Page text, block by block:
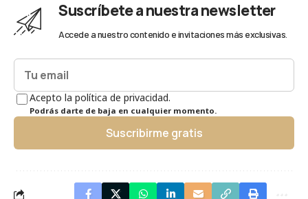
Suscríbete a nuestra newsletter
Accede a nuestro contenido e invitaciones más exclusivas.
Acepto la política de privacidad.
Podrás darte de baja en cualquier momento.
Suscribirme gratis